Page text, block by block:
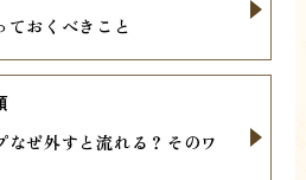
おくべきこと
ぜ外すと流れる？そのワ